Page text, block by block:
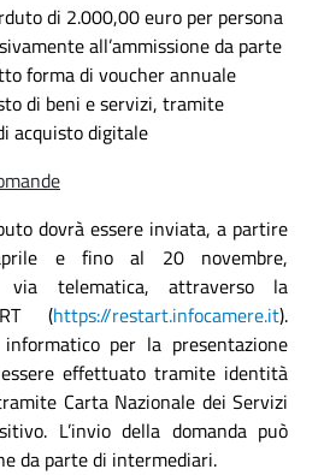
di 2.000,00 euro per persona
all’ammissione da parte
forma di voucher annuale
di beni e servizi, tramite
acquisto digitale
dovrà essere inviata, a partire
e fino al 20 novembre,
via telematica, attraverso la
(https://restart.infocamere.it).
informatico per la presentazione
effettuato tramite identità
Carta Nazionale dei Servizi
L’invio della domanda può
da parte di intermediari.